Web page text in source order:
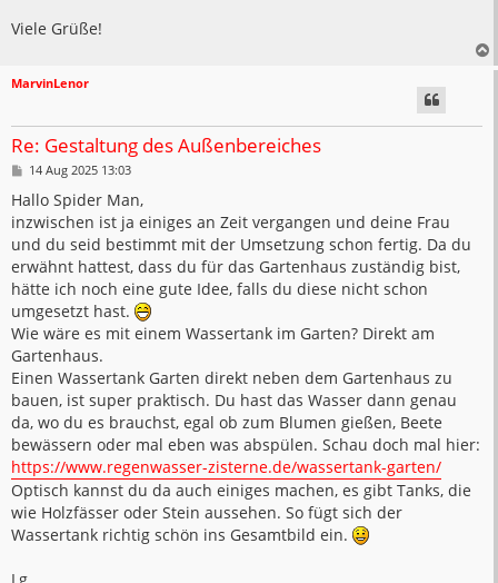
Viele Grüße!
MarvinLenor
Re: Gestaltung des Außenbereiches
B
i
t
r
a
g
14 Aug 2025 13:03
Hallo Spider Man,
inzwischen ist ja einiges an Zeit vergangen und deine Frau
und du seid bestimmt mit der Umsetzung schon fertig. Da du
erwähnt hattest, dass du für das Gartenhaus zuständig bist,
hätte ich noch eine gute Idee, falls du diese nicht schon
umgesetzt hast.
Wie wäre es mit einem Wassertank im Garten? Direkt am
Gartenhaus.
Einen Wassertank Garten direkt neben dem Gartenhaus zu
bauen, ist super praktisch. Du hast das Wasser dann genau
da, wo du es brauchst, egal ob zum Blumen gießen, Beete
bewässern oder mal eben was abspülen. Schau doch mal hier:
https://www.regenwasser-zisterne.de/wassertank-garten/
Optisch kannst du da auch einiges machen, es gibt Tanks, die
wie Holzfässer oder Stein aussehen. So fügt sich der
Wassertank richtig schön ins Gesamtbild ein.